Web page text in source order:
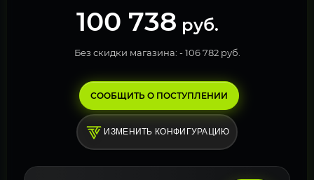
100 738 руб.
Без скидки магазина: -106 782 руб.
СООБЩИТЬ О ПОСТУПЛЕНИИ
ИЗМЕНИТЬ КОНФИГУРАЦИЮ